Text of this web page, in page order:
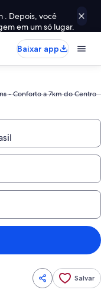
. Depois, você
em um só lugar.
Baixar app
- Conforto a 7km do Centro
Salvar